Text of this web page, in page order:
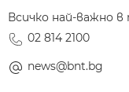
Всичко най-важно
02 814 2100
news@bnt.bg